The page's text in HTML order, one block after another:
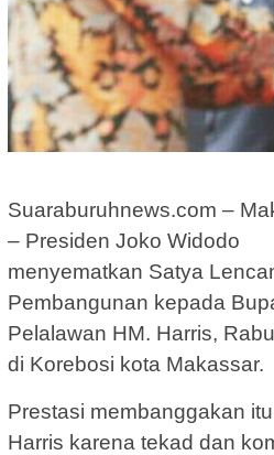
Suaraburuhnews.com –
– Presiden Joko Widodo
menyematkan Satya
Pembangunan kepada
Pelalawan HM. Harris,
di Korebosi kota Makassar.
Prestasi membanggakan
Harris karena tekad dan